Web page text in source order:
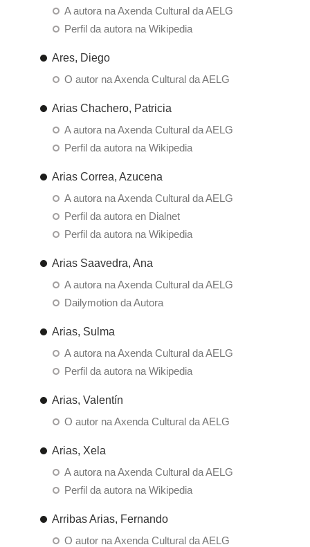
A autora na Axenda Cultural da AELG
Perfil da autora na Wikipedia
Ares, Diego
O autor na Axenda Cultural da AELG
Arias Chachero, Patricia
A autora na Axenda Cultural da AELG
Perfil da autora na Wikipedia
Arias Correa, Azucena
A autora na Axenda Cultural da AELG
Perfil da autora en Dialnet
Perfil da autora na Wikipedia
Arias Saavedra, Ana
A autora na Axenda Cultural da AELG
Dailymotion da Autora
Arias, Sulma
A autora na Axenda Cultural da AELG
Perfil da autora na Wikipedia
Arias, Valentín
O autor na Axenda Cultural da AELG
Arias, Xela
A autora na Axenda Cultural da AELG
Perfil da autora na Wikipedia
Arribas Arias, Fernando
O autor na Axenda Cultural da AELG